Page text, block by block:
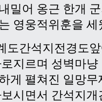
밀어 옹근 한개
영웅적위훈을 세
도간석지전경도
지르며 성벽마
게 펼쳐진 일망
시면서 간석지